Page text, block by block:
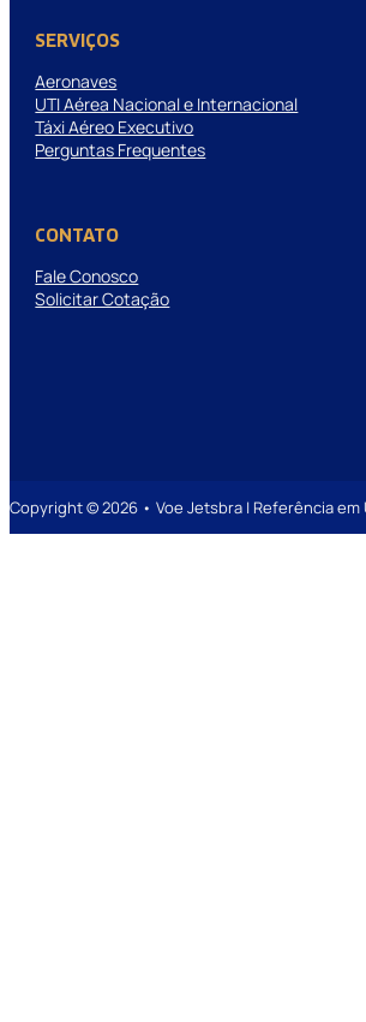
SERVIÇOS
Aeronaves
UTI Aérea Nacional e Internacional
Táxi Aéreo Executivo
Perguntas Frequentes
CONTATO
Fale Conosco
Solicitar Cotação
Copyright © 2026 • Voe Jetsbra | Referência